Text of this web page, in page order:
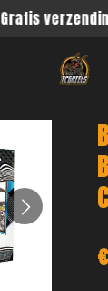
Gratis